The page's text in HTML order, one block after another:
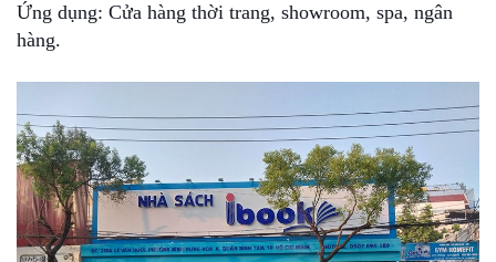
Ứng dụng: Cửa hàng thời trang, showroom, spa, ngân
hàng.